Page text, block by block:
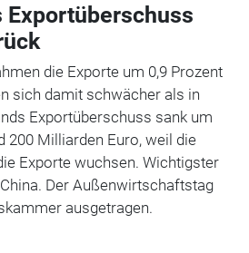
Exportüberschuss
die Exporte um 0,9 Prozent
sich damit schwächer als in
Exportüberschuss sank um
200 Milliarden Euro, weil die
Exporte wuchsen. Wichtigster
Der Außenwirtschaftstag
ausgetragen.